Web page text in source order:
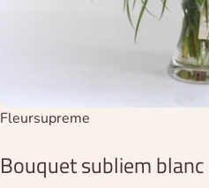
Distributeur:
Fleursupreme
Bouquetsubliemblanc